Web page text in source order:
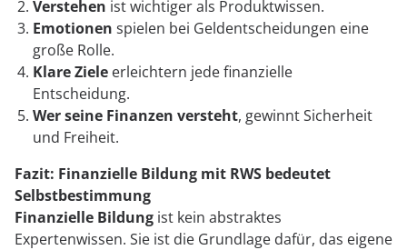
Verstehen ist wichtiger als Produktwissen.
Emotionen spielen bei Geldentscheidungen eine
große Rolle.
Klare Ziele erleichtern jede finanzielle
Entscheidung.
Wer seine Finanzen versteht, gewinnt Sicherheit
und Freiheit.
Fazit: Finanzielle Bildung mit RWS bedeutet
Selbstbestimmung
Finanzielle Bildung ist kein abstraktes
Expertenwissen. Sie ist die Grundlage dafür, das eigene